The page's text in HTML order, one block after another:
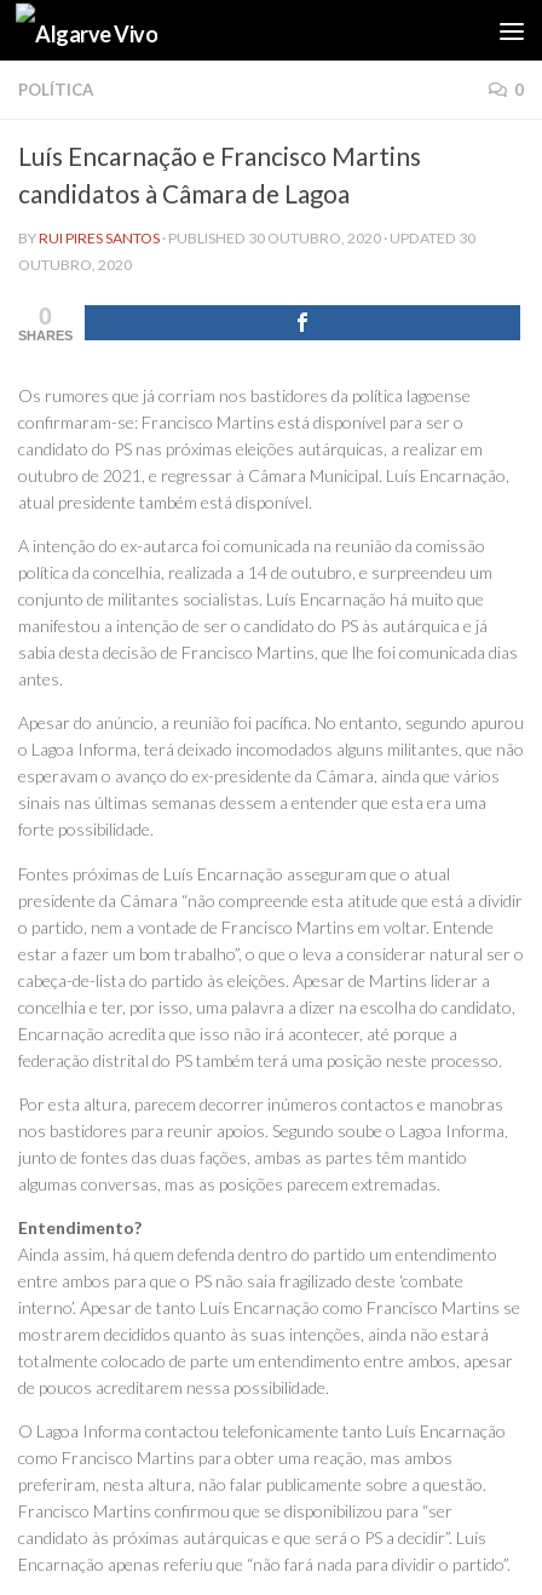
Skip to content
POLÍTICA 0
Luís Encarnação e Francisco Martins
candidatos à Câmara de Lagoa
BYRUI PIRES SANTOS · PUBLISHED 30 OUTUBRO, 2020 · UPDATED 30
OUTUBRO, 2020
0
SHARES
Os rumores que já corriam nos bastidores da política lagoense
confirmaram-se: Francisco Martins está disponível para ser o
candidato do PS nas próximas eleições autárquicas, a realizar em
outubro de 2021, e regressar à Câmara Municipal. Luís Encarnação,
atual presidente também está disponível.
A intenção do ex-autarca foi comunicada na reunião da comissão
política da concelhia, realizada a 14 de outubro, e surpreendeu um
conjunto de militantes socialistas. Luís Encarnação há muito que
manifestou a intenção de ser o candidato do PS às autárquica e já
sabia desta decisão de Francisco Martins, que lhe foi comunicada dias
antes.
Apesar do anúncio, a reunião foi pacífica. No entanto, segundo apurou
o Lagoa Informa, terá deixado incomodados alguns militantes, que não
esperavam o avanço do ex-presidente da Câmara, ainda que vários
sinais nas últimas semanas dessem a entender que esta era uma
forte possibilidade.
Fontes próximas de Luís Encarnação asseguram que o atual
presidente da Câmara “não compreende esta atitude que está a dividir
o partido, nem a vontade de Francisco Martins em voltar. Entende
estar a fazer um bom trabalho”, o que o leva a considerar natural ser o
cabeça-de-lista do partido às eleições. Apesar de Martins liderar a
concelhia e ter, por isso, uma palavra a dizer na escolha do candidato,
Encarnação acredita que isso não irá acontecer, até porque a
federação distrital do PS também terá uma posição neste processo.
Por esta altura, parecem decorrer inúmeros contactos e manobras
nos bastidores para reunir apoios. Segundo soube o Lagoa Informa,
junto de fontes das duas fações, ambas as partes têm mantido
algumas conversas, mas as posições parecem extremadas.
Entendimento?
Ainda assim, há quem defenda dentro do partido um entendimento
entre ambos para que o PS não saia fragilizado deste ‘combate
interno’. Apesar de tanto Luís Encarnação como Francisco Martins se
mostrarem decididos quanto às suas intenções, ainda não estará
totalmente colocado de parte um entendimento entre ambos, apesar
de poucos acreditarem nessa possibilidade.
O Lagoa Informa contactou telefonicamente tanto Luís Encarnação
como Francisco Martins para obter uma reação, mas ambos
preferiram, nesta altura, não falar publicamente sobre a questão.
Francisco Martins confirmou que se disponibilizou para “ser
candidato às próximas autárquicas e que será o PS a decidir”. Luís
Encarnação apenas referiu que “não fará nada para dividir o partido”.